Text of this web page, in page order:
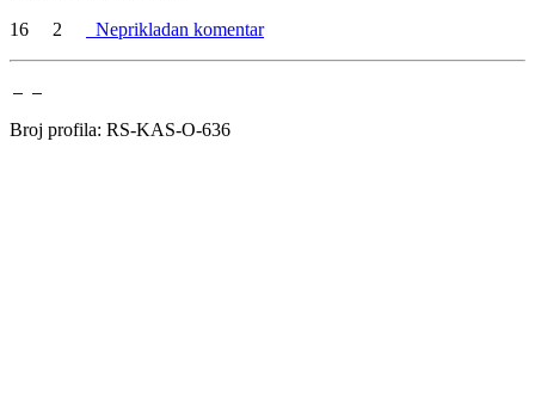
16
2 Neprikladan komentar
Broj profila: RS-KAS-O-636